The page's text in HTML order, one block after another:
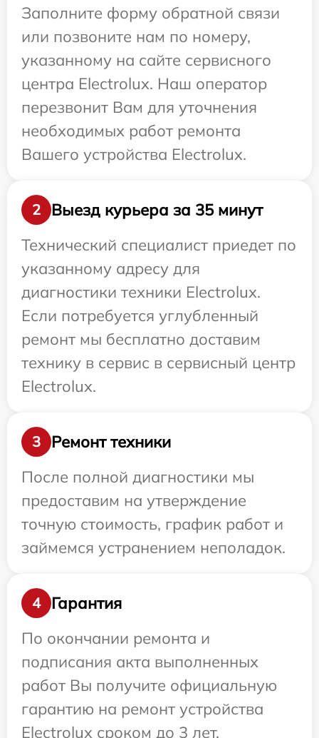
Заполните форму обратной связи
или позвоните нам по номеру,
указанному на сайте сервисного
центра Electrolux. Наш оператор
перезвонит Вам для уточнения
необходимых работ ремонта
Вашего устройства Electrolux.
2
Выезд курьера за 35 минут
Технический специалист приедет по
указанному адресу для
диагностики техники Electrolux.
Если потребуется углубленный
ремонт мы бесплатно доставим
технику в сервис в сервисный центр
Electrolux.
3
Ремонт техники
После полной диагностики мы
предоставим на утверждение
точную стоимость, график работ и
займемся устранением неполадок.
4
Гарантия
По окончании ремонта и
подписания акта выполненных
работ Вы получите официальную
гарантию на ремонт устройства
Electrolux сроком до 3 лет.